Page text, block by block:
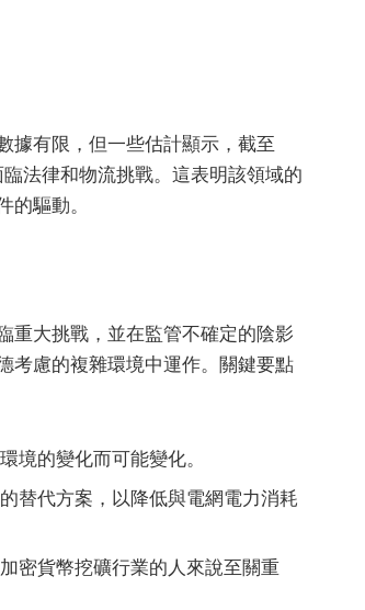
據有限，但一些估計顯示，截至
法律和物流挑戰。這表明該領域的
驅動。
重大挑戰，並在監管不確定的陰影
考慮的複雜環境中運作。關鍵要點
境的變化而可能變化。
替代方案，以降低與電網電力消耗
密貨幣挖礦行業的人來說至關重